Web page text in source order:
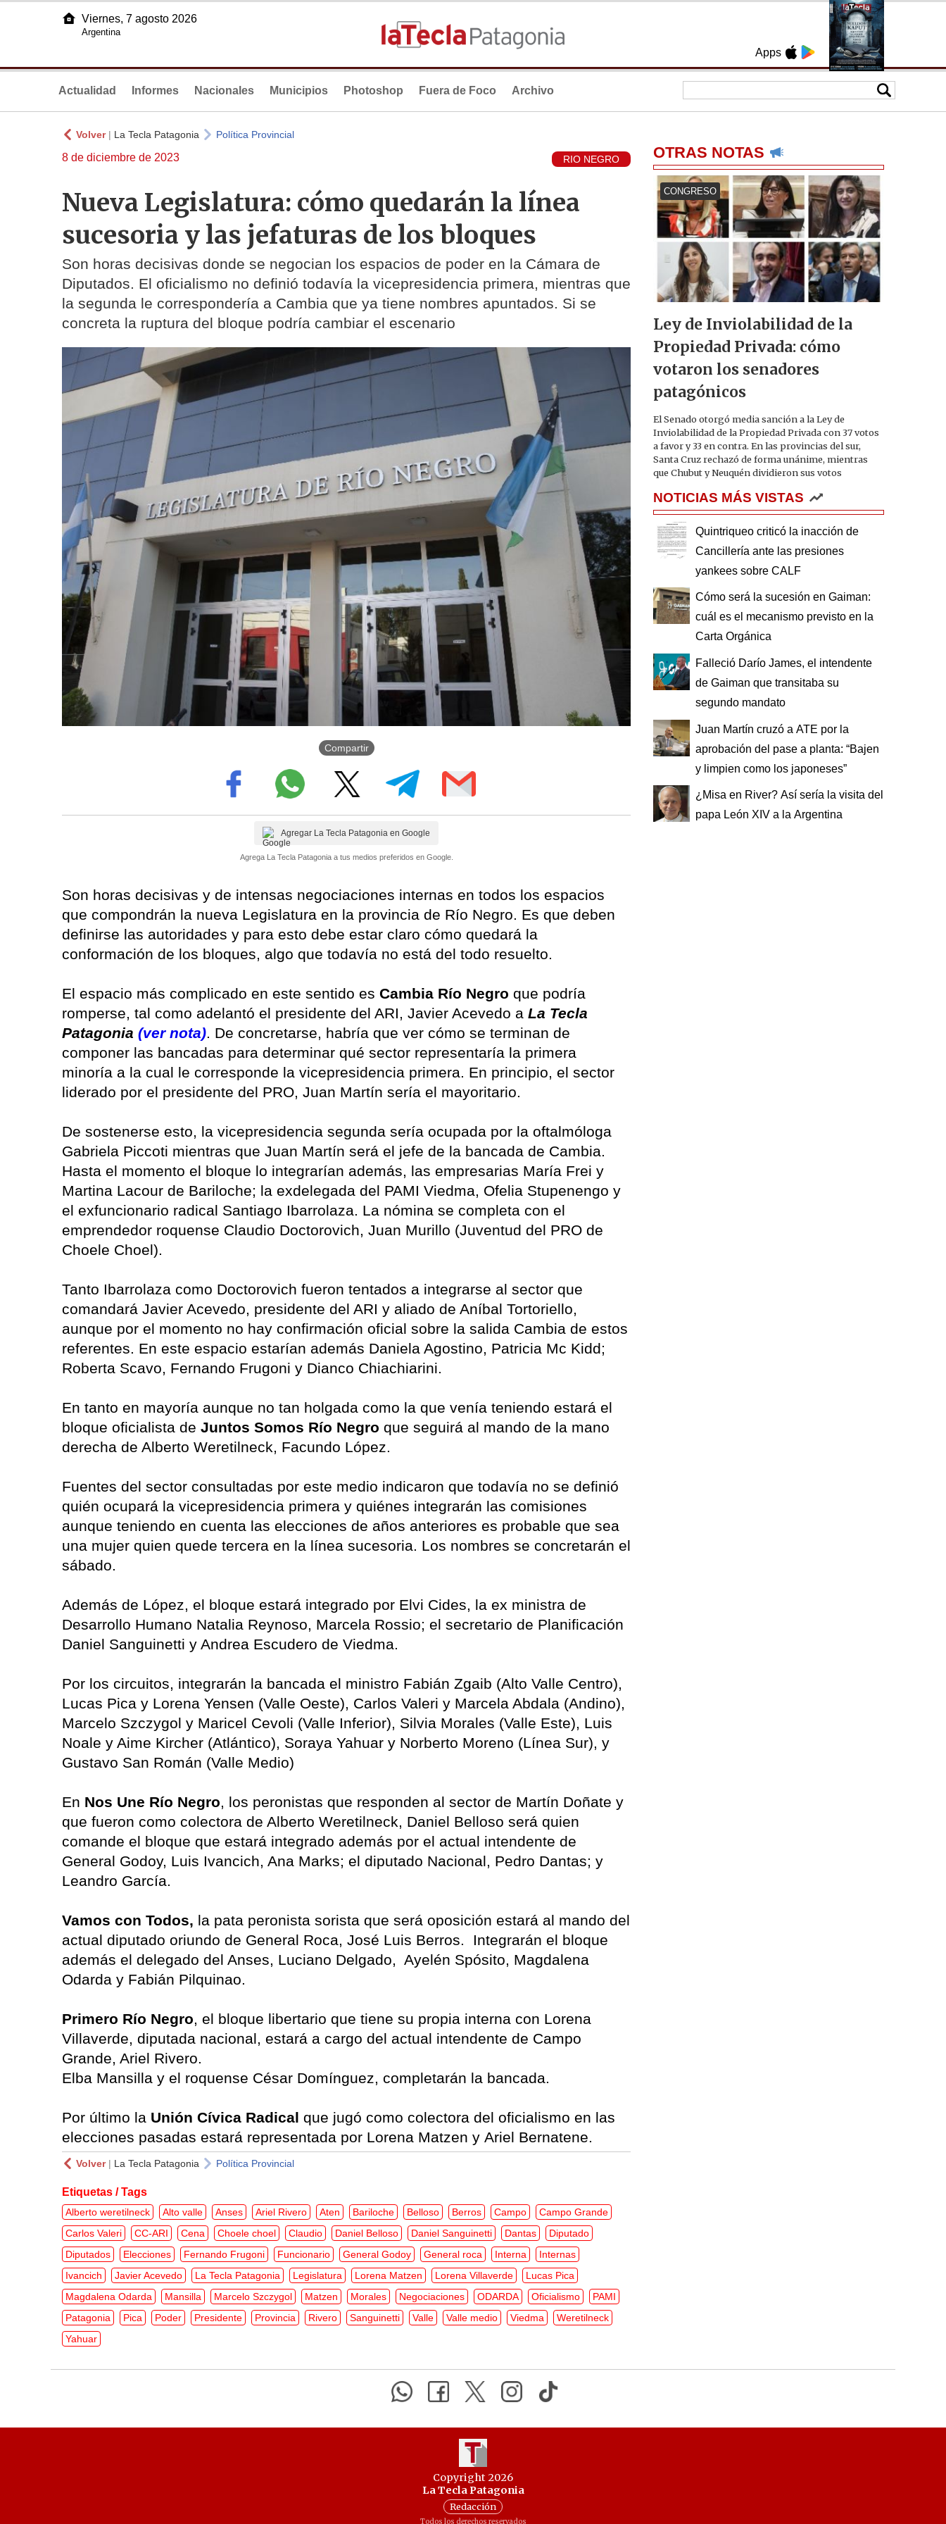
Apps
Viernes, 7 agosto 2026
Argentina
Actualidad Informes Nacionales Municipios Photoshop Fuera de Foco Archivo
Volver| La Tecla Patagonia Política Provincial
8 de diciembre de 2023 RIO NEGRO
Nueva Legislatura: cómo quedarán la línea
sucesoria y las jefaturas de los bloques
Son horas decisivas donde se negocian los espacios de poder en la Cámara de
Diputados. El oficialismo no definió todavía la vicepresidencia primera, mientras que
la segunda le correspondería a Cambia que ya tiene nombres apuntados. Si se
concreta la ruptura del bloque podría cambiar el escenario
Compartir
Agregar La Tecla Patagonia en Google
Agrega La Tecla Patagonia a tus medios preferidos en Google.
Son horas decisivas y de intensas negociaciones internas en todos los espacios
que compondrán la nueva Legislatura en la provincia de Río Negro. Es que deben
definirse las autoridades y para esto debe estar claro cómo quedará la
conformación de los bloques, algo que todavía no está del todo resuelto.
El espacio más complicado en este sentido es Cambia Río Negro que podría
romperse, tal como adelantó el presidente del ARI, Javier Acevedo a La Tecla
Patagonia (ver nota). De concretarse, habría que ver cómo se terminan de
componer las bancadas para determinar qué sector representaría la primera
minoría a la cual le corresponde la vicepresidencia primera. En principio, el sector
liderado por el presidente del PRO, Juan Martín sería el mayoritario.
De sostenerse esto, la vicepresidencia segunda sería ocupada por la oftalmóloga
Gabriela Piccoti mientras que Juan Martín será el jefe de la bancada de Cambia.
Hasta el momento el bloque lo integrarían además, las empresarias María Frei y
Martina Lacour de Bariloche; la exdelegada del PAMI Viedma, Ofelia Stupenengo y
el exfuncionario radical Santiago Ibarrolaza. La nómina se completa con el
emprendedor roquense Claudio Doctorovich, Juan Murillo (Juventud del PRO de
Choele Choel).
Tanto Ibarrolaza como Doctorovich fueron tentados a integrarse al sector que
comandará Javier Acevedo, presidente del ARI y aliado de Aníbal Tortoriello,
aunque por el momento no hay confirmación oficial sobre la salida Cambia de estos
referentes. En este espacio estarían además Daniela Agostino, Patricia Mc Kidd;
Roberta Scavo, Fernando Frugoni y Dianco Chiachiarini.
En tanto en mayoría aunque no tan holgada como la que venía teniendo estará el
bloque oficialista de Juntos Somos Río Negro que seguirá al mando de la mano
derecha de Alberto Weretilneck, Facundo López.
Fuentes del sector consultadas por este medio indicaron que todavía no se definió
quién ocupará la vicepresidencia primera y quiénes integrarán las comisiones
aunque teniendo en cuenta las elecciones de años anteriores es probable que sea
una mujer quien quede tercera en la línea sucesoria. Los nombres se concretarán el
sábado.
Además de López, el bloque estará integrado por Elvi Cides, la ex ministra de
Desarrollo Humano Natalia Reynoso, Marcela Rossio; el secretario de Planificación
Daniel Sanguinetti y Andrea Escudero de Viedma.
Por los circuitos, integrarán la bancada el ministro Fabián Zgaib (Alto Valle Centro),
Lucas Pica y Lorena Yensen (Valle Oeste), Carlos Valeri y Marcela Abdala (Andino),
Marcelo Szczygol y Maricel Cevoli (Valle Inferior), Silvia Morales (Valle Este), Luis
Noale y Aime Kircher (Atlántico), Soraya Yahuar y Norberto Moreno (Línea Sur), y
Gustavo San Román (Valle Medio)
En Nos Une Río Negro, los peronistas que responden al sector de Martín Doñate y
que fueron como colectora de Alberto Weretilneck, Daniel Belloso será quien
comande el bloque que estará integrado además por el actual intendente de
General Godoy, Luis Ivancich, Ana Marks; el diputado Nacional, Pedro Dantas; y
Leandro García.
Vamos con Todos, la pata peronista sorista que será oposición estará al mando del
actual diputado oriundo de General Roca, José Luis Berros. Integrarán el bloque
además el delegado del Anses, Luciano Delgado, Ayelén Spósito, Magdalena
Odarda y Fabián Pilquinao.
Primero Río Negro, el bloque libertario que tiene su propia interna con Lorena
Villaverde, diputada nacional, estará a cargo del actual intendente de Campo
Grande, Ariel Rivero.
Elba Mansilla y el roquense César Domínguez, completarán la bancada.
Por último la Unión Cívica Radical que jugó como colectora del oficialismo en las
elecciones pasadas estará representada por Lorena Matzen y Ariel Bernatene.
Volver| La Tecla Patagonia Política Provincial
Etiquetas / Tags
Alberto weretilneck Alto valle Anses Ariel Rivero Aten Bariloche Belloso Berros Campo
Campo Grande
Carlos Valeri
CC-ARI Cena Choele choel Claudio Daniel Belloso Daniel Sanguinetti Dantas
Diputado
Diputados
Elecciones Fernando Frugoni Funcionario General Godoy General roca Interna
Internas
Ivancich
Javier Acevedo La Tecla Patagonia Legislatura Lorena Matzen Lorena Villaverde
Lucas Pica
Magdalena Odarda
Mansilla Marcelo Szczygol Matzen Morales Negociaciones ODARDA Oficialismo
PAMI
Patagonia
Pica Poder Presidente Provincia Rivero Sanguinetti Valle Valle medio Viedma
Weretilneck
Yahuar
OTRAS NOTAS
CONGRESO
Ley de Inviolabilidad de la
Propiedad Privada: cómo
votaron los senadores
patagónicos
El Senado otorgó media sanción a la Ley de
Inviolabilidad de la Propiedad Privada con 37 votos
a favor y 33 en contra. En las provincias del sur,
Santa Cruz rechazó de forma unánime, mientras
que Chubut y Neuquén dividieron sus votos
NOTICIAS MÁS VISTAS
Quintriqueo criticó la inacción de
Cancillería ante las presiones
yankees sobre CALF
Cómo será la sucesión en Gaiman:
cuál es el mecanismo previsto en la
Carta Orgánica
Falleció Darío James, el intendente
de Gaiman que transitaba su
segundo mandato
Juan Martín cruzó a ATE por la
aprobación del pase a planta: “Bajen
y limpien como los japoneses”
¿Misa en River? Así sería la visita del
papa León XIV a la Argentina
Copyright 2026
La Tecla Patagonia
Redacción
Todos los derechos reservados